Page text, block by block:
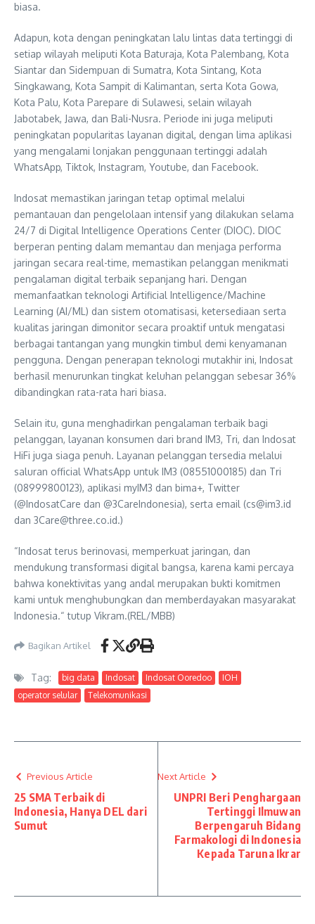
biasa.
Adapun, kota dengan peningkatan lalu lintas data tertinggi di
setiap wilayah meliputi Kota Baturaja, Kota Palembang, Kota
Siantar dan Sidempuan di Sumatra, Kota Sintang, Kota
Singkawang, Kota Sampit di Kalimantan, serta Kota Gowa,
Kota Palu, Kota Parepare di Sulawesi, selain wilayah
Jabotabek, Jawa, dan Bali-Nusra. Periode ini juga meliputi
peningkatan popularitas layanan digital, dengan lima aplikasi
yang mengalami lonjakan penggunaan tertinggi adalah
WhatsApp, Tiktok, Instagram, Youtube, dan Facebook.
Indosat memastikan jaringan tetap optimal melalui
pemantauan dan pengelolaan intensif yang dilakukan selama
24/7 di Digital Intelligence Operations Center (DIOC). DIOC
berperan penting dalam memantau dan menjaga performa
jaringan secara real-time, memastikan pelanggan menikmati
pengalaman digital terbaik sepanjang hari. Dengan
memanfaatkan teknologi Artificial Intelligence/Machine
Learning (AI/ML) dan sistem otomatisasi, ketersediaan serta
kualitas jaringan dimonitor secara proaktif untuk mengatasi
berbagai tantangan yang mungkin timbul demi kenyamanan
pengguna. Dengan penerapan teknologi mutakhir ini, Indosat
berhasil menurunkan tingkat keluhan pelanggan sebesar 36%
dibandingkan rata-rata hari biasa.
Selain itu, guna menghadirkan pengalaman terbaik bagi
pelanggan, layanan konsumen dari brand IM3, Tri, dan Indosat
HiFi juga siaga penuh. Layanan pelanggan tersedia melalui
saluran official WhatsApp untuk IM3 (08551000185) dan Tri
(08999800123), aplikasi myIM3 dan bima+, Twitter
(@IndosatCare dan @3CareIndonesia), serta email (cs@im3.id
dan 3Care@three.co.id.)
“Indosat terus berinovasi, memperkuat jaringan, dan
mendukung transformasi digital bangsa, karena kami percaya
bahwa konektivitas yang andal merupakan bukti komitmen
kami untuk menghubungkan dan memberdayakan masyarakat
Indonesia.“ tutup Vikram.(REL/MBB)
Bagikan Artikel
Tag: big data Indosat Indosat Ooredoo
IOH
operator selular
Telekomunikasi
Previous Article
25 SMA Terbaik di
Indonesia, Hanya DEL dari
Sumut
Next Article
UNPRI Beri Penghargaan
Tertinggi Ilmuwan
Berpengaruh Bidang
Farmakologi di Indonesia
Kepada Taruna Ikrar